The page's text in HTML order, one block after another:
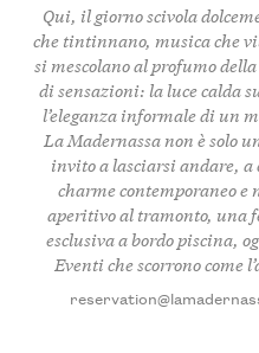
Qui, il giorno scivola
che tintinnano, musica che
si mescolano al profumo
di sensazioni: la luce calda
l’eleganza informale di un
La Madernassa non è solo
invito a lasciarsi andare, a
charme contemporaneo
aperitivo al tramonto, una
esclusiva a bordo piscina,
Eventi che scorrono come